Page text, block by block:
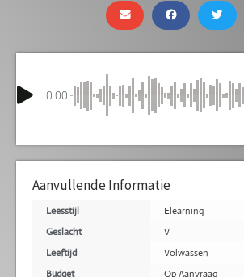
0:00
Aanvullende Informatie
Leesstijl
Elearning
Geslacht
V
Leeftijd
Volwassen
Budget
Op Aanvraag